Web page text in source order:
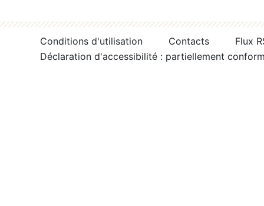
Conditions d'utilisation Contacts
Flux
Déclaration d'accessibilité : partiellement